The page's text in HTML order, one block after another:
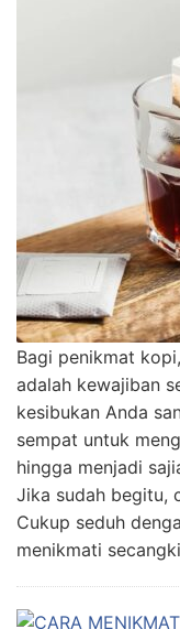
Bagi penikmat
adalah kewajiban
kesibukan Anda
sempat untuk
hingga menjadi
Jika sudah begitu,
Cukup seduh
menikmati